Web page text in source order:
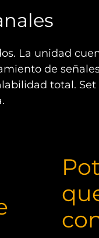
La unidad
de
total.